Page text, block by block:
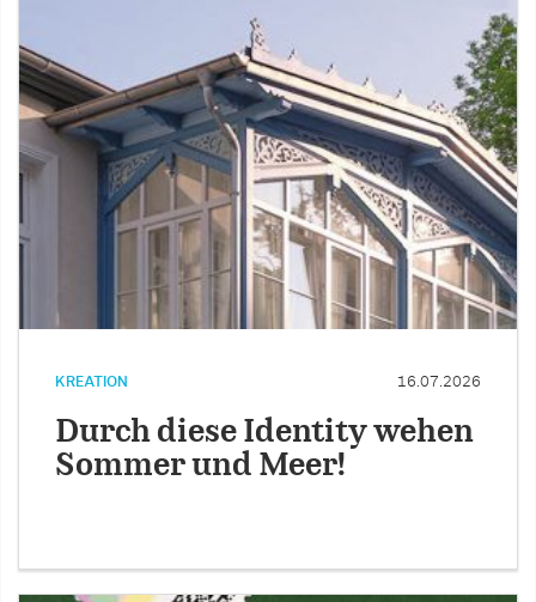
KREATION 16.07.2026
Durch diese Identity wehen
Sommer und Meer!